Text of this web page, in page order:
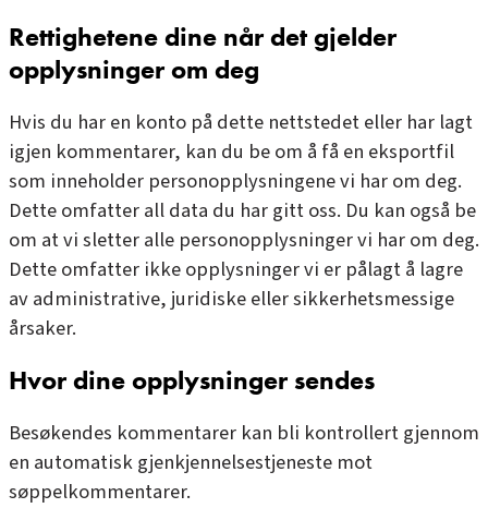
Rettighetene dine når det gjelder
opplysninger om deg
Hvis du har en konto på dette nettstedet eller har lagt
igjen kommentarer, kan du be om å få en eksportfil
som inneholder personopplysningene vi har om deg.
Dette omfatter all data du har gitt oss. Du kan også be
om at vi sletter alle personopplysninger vi har om deg.
Dette omfatter ikke opplysninger vi er pålagt å lagre
av administrative, juridiske eller sikkerhetsmessige
årsaker.
Hvor dine opplysninger sendes
Besøkendes kommentarer kan bli kontrollert gjennom
en automatisk gjenkjennelsestjeneste mot
søppelkommentarer.